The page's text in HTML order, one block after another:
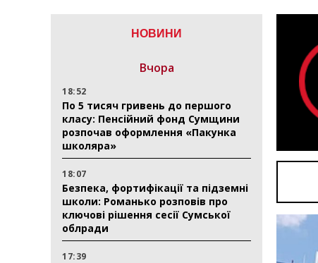
НОВИНИ
Вчора
18:52
По 5 тисяч гривень до першого
класу: Пенсійний фонд Сумщини
розпочав оформлення «Пакунка
школяра»
18:07
Безпека, фортифікації та підземні
школи: Романько розповів про
ключові рішення сесії Сумської
облради
17:39